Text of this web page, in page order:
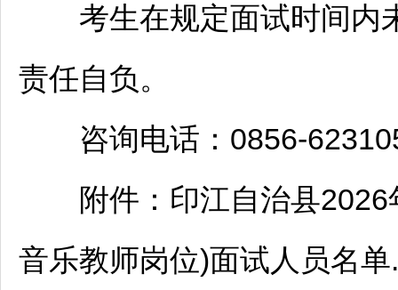
考生在规定面试时间内
责任自负。
咨询电话：0856-
附件： 印江自治县2026
音乐教师岗位)面试人员名